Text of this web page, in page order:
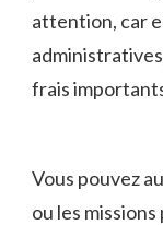
attention, car
frais
Vous pouvez
ou les